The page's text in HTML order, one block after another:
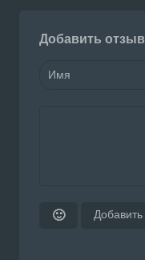
Добавить отзыв
🙂 Добавить